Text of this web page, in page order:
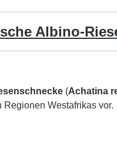
Albino-
(Achatina
Westafrikas vor.